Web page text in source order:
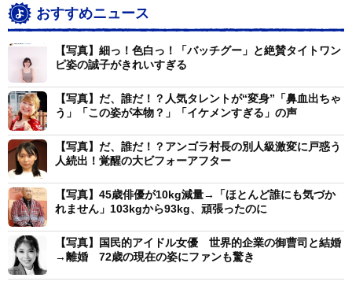
おすすめニュース
【写真】細っ！色白っ！「バッチグー」と絶賛タイトワン
ピ姿の誠子がきれいすぎる
【写真】だ、誰だ！？人気タレントが“変身”「鼻血出ちゃ
う」「この姿が本物？」「イケメンすぎる」の声
【写真】だ、誰だ！？アンゴラ村長の別人級激変に戸惑う
人続出！覚醒の大ビフォーアフター
【写真】45歳俳優が10kg減量→「ほとんど誰にも気づか
れません」103kgから93kg、頑張ったのに
【写真】国民的アイドル女優 世界的企業の御曹司と結婚
→離婚 72歳の現在の姿にファンも驚き